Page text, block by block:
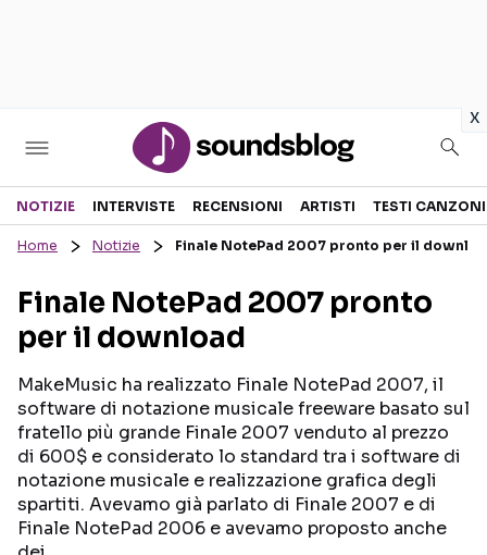
x
Sezioni
RECENSIONI MUSICALI
INTERVISTE
GOSSIP E CURIOSITÀ
TESTI CANZONI
TALENT SHOW
Seguici sui social
NOTIZIE INTERVISTE RECENSIONI ARTISTI TESTI CANZONI
Home Notizie Finale NotePad 2007 pronto per il
Finale NotePad 2007 pronto
per il download
MakeMusic ha realizzato Finale NotePad 2007, il
software di notazione musicale freeware basato sul
fratello più grande Finale 2007 venduto al prezzo
di 600$ e considerato lo standard tra i software di
notazione musicale e realizzazione grafica degli
spartiti. Avevamo già parlato di Finale 2007 e di
Finale NotePad 2006 e avevamo proposto anche